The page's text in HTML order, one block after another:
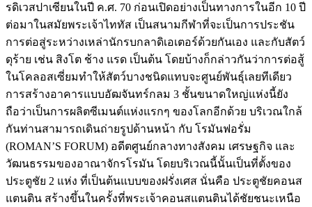
รดิเวสปาเซียนในปี ค.ศ. 70 ก่อนเปิดอย่างเป็นทางการในอีก 10 ปี
ต่อมาในสมัยพระเจ้าไททัส เป็นสนามกีฬาที่จะเป็นการประชัน
การต่อสู่ระหว่างเหล่านักรบกลาดิเอเตอร์ด้วยกันเอง และกับสัตว์
ดุร้าย เช่น สิงโต ช้าง แรด เป็นต้น โดยบ้างก็กล่าวกันว่าการต่อสู้
ในโคลอสเซี่ยมทำให้สัตว์บางชนิดแทบจะศูนย์พันธุ์เลยทีเดียว
การสร้างอาคารแบบอัฒจันทร์กลม 3 ชั้นขนาดใหญ่แห่งนี้ยัง
ถือว่าเป็นการผลิตซีเมนต์แห่งแรกๆ ของโลกอีกด้วย บริเวณใกล้
กันท่านสามารถเดินถ่ายรูปด้านหน้า กับ โรมันฟอรั่ม
(ROMAN’S FORUM) อดีตศูนย์กลางทางสังคม เศรษฐกิจ และ
วัฒนธรรมของอาณาจักรโรมัน โดยบริเวณนี้นั้นเป็นที่ตั้งของ
ประตูชัย 2 แห่ง ที่เป็นต้นแบบของฝรั่งเศส นั่นคือ ประตูชัยคอนส
แตนติน สร้างขึ้นในครั้งที่พระเจ้าคอนสแตนตินได้ชัยชนะเหนือ